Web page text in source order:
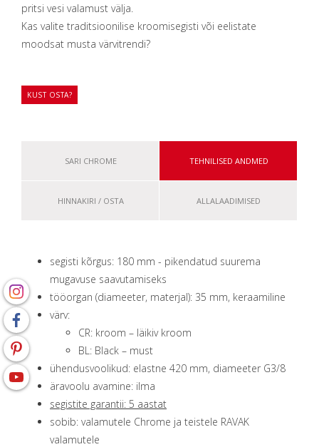
pritsi vesi valamust välja.
Kas valite traditsioonilise kroomisegisti või eelistate
moodsat musta värvitrendi?
KUST OSTA?
SARI CHROME TEHNILISED ANDMED
HINNAKIRI / OSTA ALLALAADIMISED
segisti kõrgus: 180 mm - pikendatud suurema
mugavuse saavutamiseks
tööorgan (diameeter, materjal): 35 mm, keraamiline
värv:
CR: kroom – läikiv kroom
BL: Black – must
ühendusvoolikud: elastne 420 mm, diameeter G3/8
äravoolu avamine: ilma
segistite garantii: 5 aastat
sobib: valamutele Chrome ja teistele RAVAK
valamutele